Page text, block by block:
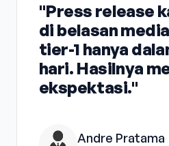
"Press release
di belasan
tier-1 hanya
hari. Hasilnya
ekspektasi."
Andre Pratama